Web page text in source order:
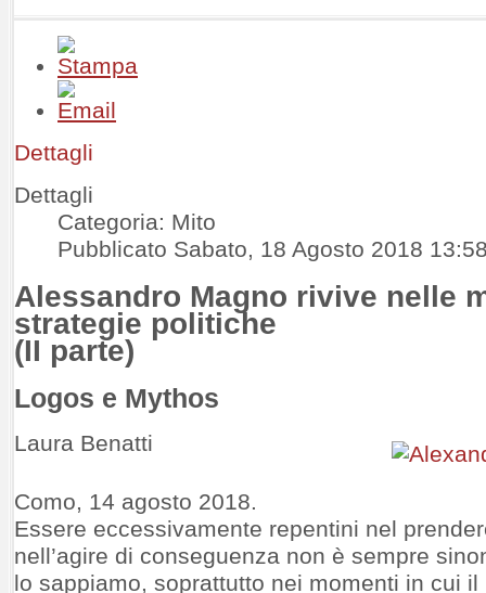
Dettagli
Dettagli
Categoria: Mito
Pubblicato Sabato, 18 Agosto 2018
Alessandro Magno rivive nelle
strategie politiche
(II parte)
Logos e Mythos
Laura Benatti
имеет значение. Например, оплата срочного
счёта, бронь на билет, аварийная ситуация или
финансовая ошибка, которую нужно исправить
без промедлений. В такие моменты особенно
выручают сервисы, предлагающие деньги за 5
Como, 14 agosto 2018.
Essere eccessivamente repentini nel
nell’agire di conseguenza non è sempre
lo sappiamo, soprattutto nei momenti in cui